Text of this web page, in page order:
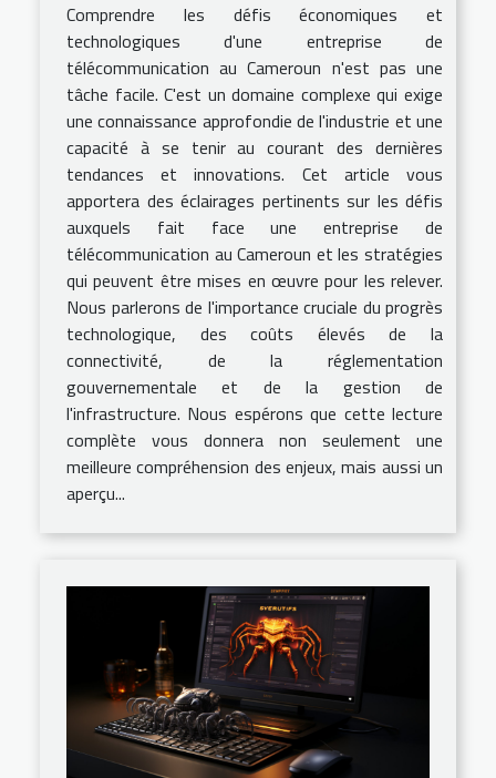
Comprendre les défis économiques et
technologiques d'une entreprise de
télécommunication au Cameroun n'est pas une
tâche facile. C'est un domaine complexe qui exige
une connaissance approfondie de l'industrie et une
capacité à se tenir au courant des dernières
tendances et innovations. Cet article vous
apportera des éclairages pertinents sur les défis
auxquels fait face une entreprise de
télécommunication au Cameroun et les stratégies
qui peuvent être mises en œuvre pour les relever.
Nous parlerons de l'importance cruciale du progrès
technologique, des coûts élevés de la
connectivité, de la réglementation
gouvernementale et de la gestion de
l'infrastructure. Nous espérons que cette lecture
complète vous donnera non seulement une
meilleure compréhension des enjeux, mais aussi un
aperçu...